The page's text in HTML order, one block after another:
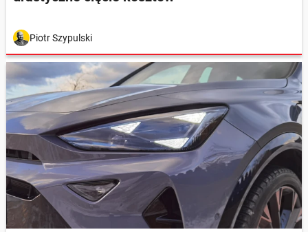
Piotr Szypulski